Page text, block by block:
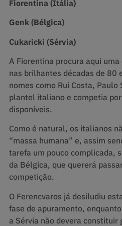
Fiorentina (Itália)
Genk (Bélgica)
Cukaricki (Sérvia)
A Fiorentina procura aqui
nas brilhantes décadas de 80
nomes como Rui Costa, Paulo
plantel italiano e competia
disponíveis.
Como é natural, os italianos
“massa humana” e, assim
tarefa um pouco complicada,
da Bélgica, que quererá
competição.
O Ferencvaros já desiludiu
fase de apuramento,
a Sérvia não devera constituir